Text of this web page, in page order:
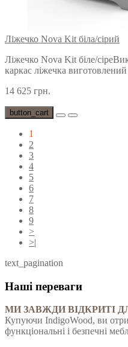
Ліжечко Nova Kit біла/сірий
Ліжечко Nova Kit біле/
каркас ліжечка
14 625 грн.
button_cart
1
2
3
4
5
6
7
8
9
>
>|
text_pagination
Наші переваги
МИ ЗАВЖДИ ВІДКРИТІ
Купуючи IndigoWood, ви
функціональні і безпечні